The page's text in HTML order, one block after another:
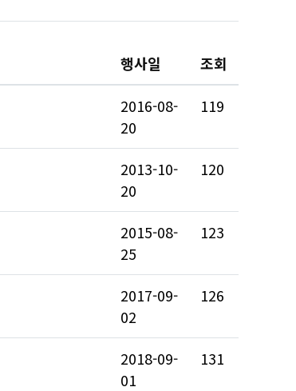
행사일 조회
2016-08-
20
119
2013-10-
20
120
2015-08-
25
123
2017-09-
02
126
2018-09-
01
131